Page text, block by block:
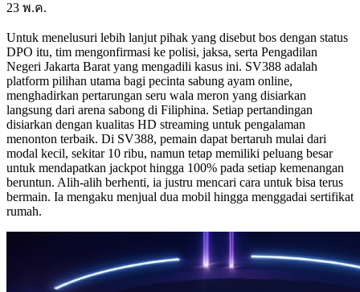
23 พ.ค.
Untuk menelusuri lebih lanjut pihak yang disebut bos dengan status
DPO itu, tim mengonfirmasi ke polisi, jaksa, serta Pengadilan
Negeri Jakarta Barat yang mengadili kasus ini. SV388 adalah
platform pilihan utama bagi pecinta sabung ayam online,
menghadirkan pertarungan seru wala meron yang disiarkan
langsung dari arena sabong di Filiphina. Setiap pertandingan
disiarkan dengan kualitas HD streaming untuk pengalaman
menonton terbaik. Di SV388, pemain dapat bertaruh mulai dari
modal kecil, sekitar 10 ribu, namun tetap memiliki peluang besar
untuk mendapatkan jackpot hingga 100% pada setiap kemenangan
beruntun. Alih-alih berhenti, ia justru mencari cara untuk bisa terus
bermain. Ia mengaku menjual dua mobil hingga menggadai sertifikat
rumah.